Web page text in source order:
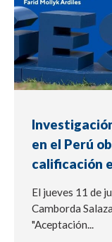
en el Perú
calificación
El jueves 11 de
Camborda
"Aceptación...